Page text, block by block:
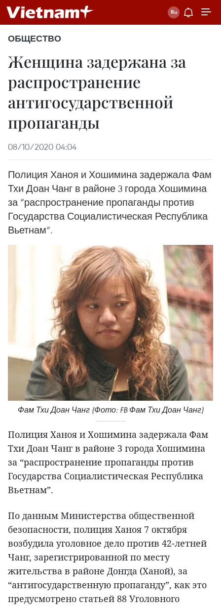
ОБЩЕСТВО
Женщина задержана за
распространение
антигосударственной
пропаганды
08/10/2020 04:04
Полиция Ханоя и Хошимина задержала Фам
Тхи Доан Чанг в районе 3 города Хошимина
за “распространение пропаганды против
Государства Социалистическая Республика
Вьетнам”.
Фам Тхи Доан Чанг (Фото: FB Фам Тхи Доан Чанг)
Полиция Ханоя и Хошимина задержала Фам
Тхи Доан Чанг в районе 3 города Хошимина
за “распространение пропаганды против
Государства Социалистическая Республика
Вьетнам”.
По данным Министерства общественной
безопасности, полиция Ханоя 7 октября
возбудила уголовное дело против 42-летней
Чанг, зарегистрированной по месту
жительства в районе Донгда (Ханой), за
“антигосударственную пропаганду”, как это
предусмотрено статьей 88 Уголовного